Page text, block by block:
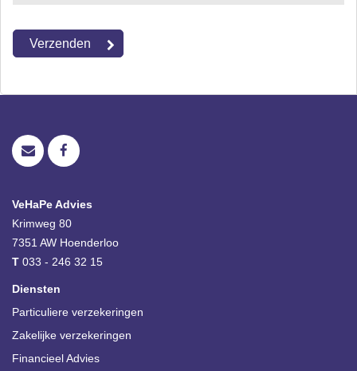
VeHaPe Advies
Krimweg 80
7351 AW Hoenderloo
T 033 - 246 32 15
Diensten
Particuliere verzekeringen
Zakelijke verzekeringen
Financieel Advies